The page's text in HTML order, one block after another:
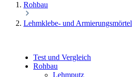
Rohbau
Lehmklebe- und Armierungsmörtel
Test und Vergleich
Rohbau
Lehmputz